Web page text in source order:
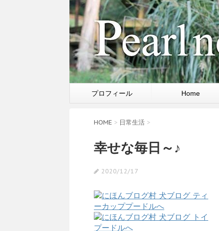
プロフィール Home
HOME > 日常生活 >
幸せな毎日～♪
2020/12/17